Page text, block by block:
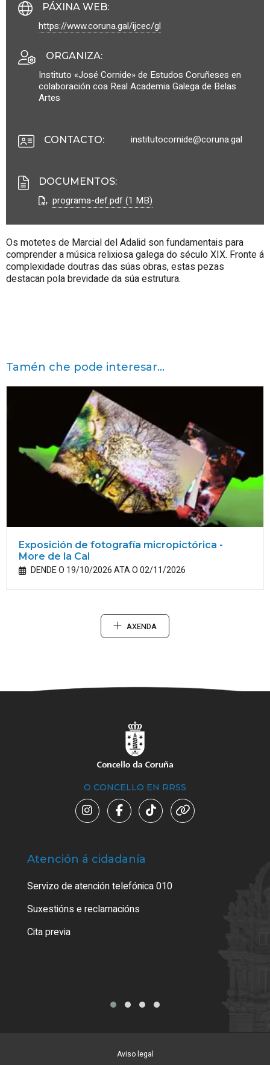
PÁXINA WEB:
https://www.coruna.gal/ijcec/gl
ORGANIZA:
Instituto «José Cornide» de Estudos Coruñeses en
colaboración coa Real Academia Galega de Belas
Artes
CONTACTO: institutocornide@coruna.gal
DOCUMENTOS:
programa-def.pdf (1 MB)
Os motetes de Marcial del Adalid son fundamentais para
comprender a música relixiosa galega do século XIX. Fronte á
complexidade doutras das súas obras, estas pezas
destacan pola brevidade da súa estrutura.
Tamén che pode interesar...
Exposición de fotografía micropictórica -
More de la Cal
DENDE O 19/10/2026 ATA O 02/11/2026
AXENDA
O CONCELLO EN RRSS
Atención á cidadanía
Servizo de atención telefónica 010
Suxestións e reclamacións
Cita previa
Aviso legal